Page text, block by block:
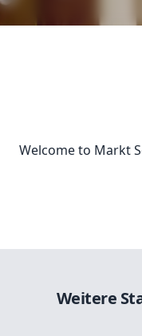
Welcome to Markt
Weitere